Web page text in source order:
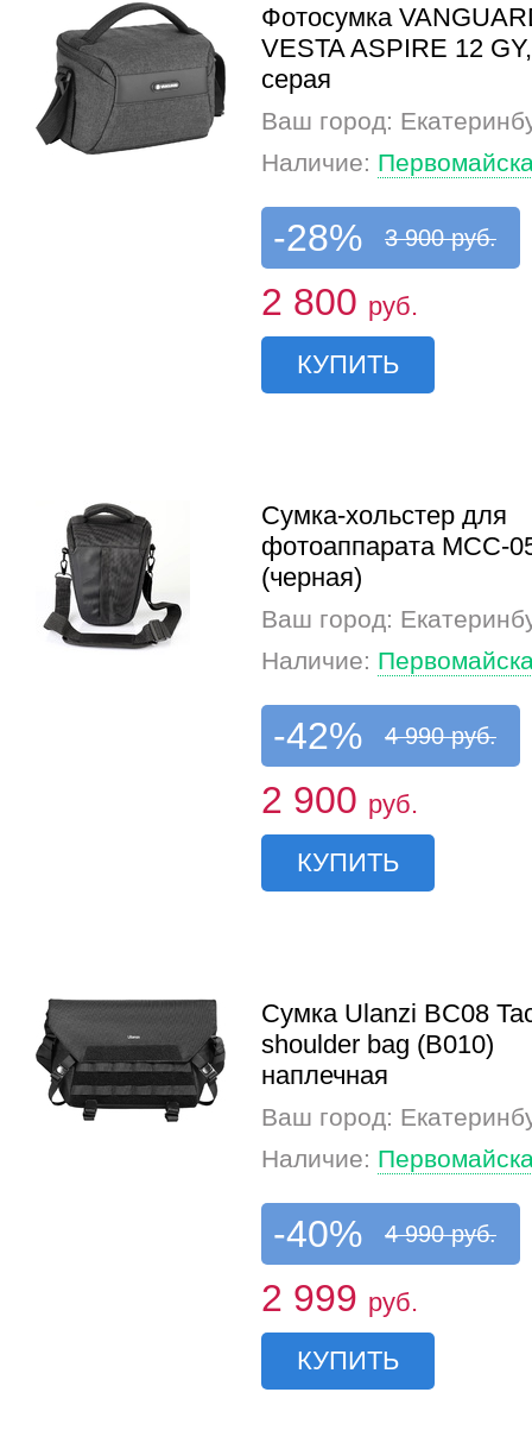
Фотосумка
VESTA ASPIRE 12 GY,
серая
Ваш город:
Наличие:
-28% 3 900 руб.
2 800 руб.
КУПИТЬ
Сумка-хольстер для
фотоаппарата MCC-
(черная)
Ваш город:
Наличие:
-42% 4 990 руб.
2 900 руб.
КУПИТЬ
Сумка Ulanzi BC08
shoulder bag (B010)
наплечная
Ваш город:
Наличие:
-40% 4 990 руб.
2 999 руб.
КУПИТЬ